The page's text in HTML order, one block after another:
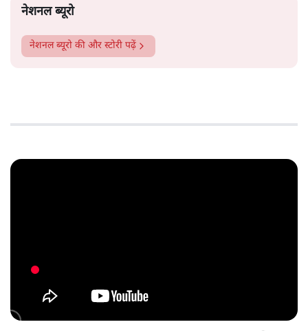
नेशनल ब्यूरो
नेशनल ब्यूरो की और स्टोरी पढ़ें